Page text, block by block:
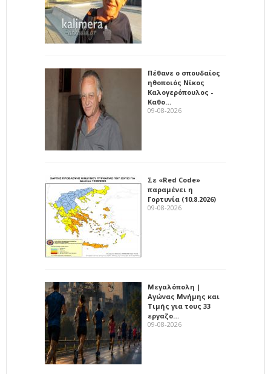
Πέθανε ο σπουδαίος
ηθοποιός Νίκος
Καλογερόπουλος -
Καθο…
09-08-2026
Σε «Red Code»
παραμένει η
Γορτυνία (10.8.2026)
09-08-2026
Μεγαλόπολη |
Αγώνας Μνήμης και
Τιμής για τους 33
εργαζο…
09-08-2026